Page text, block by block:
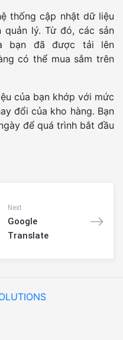
thống cập nhật dữ liệu
quản lý. Từ đó, các sản
bạn đã được tải lên
có thể mua sắm trên
của bạn khớp với mức
đổi của kho hàng. Bạn
để quá trình bắt đầu
Next
Google
Translate